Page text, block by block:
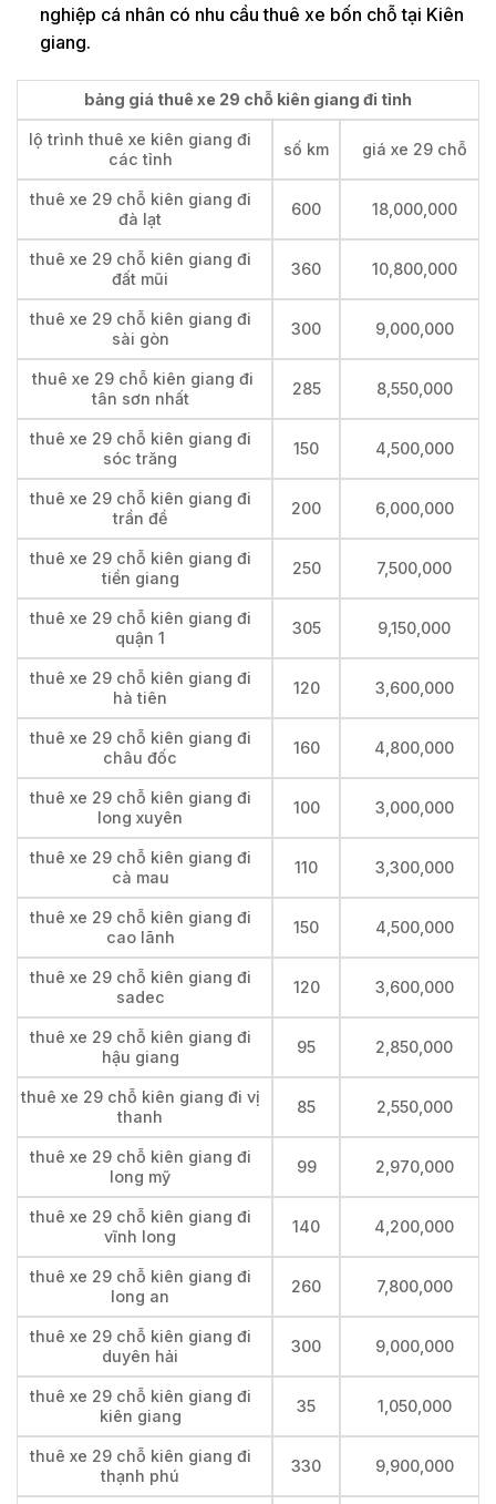
nghiệp cá nhân có nhu cầu thuê xe bốn chỗ tại Kiên
giang.
bảng giá thuê xe 29 chỗ kiên giang đi tỉnh
lộ trình thuê xe kiên giang đi
các tỉnh
số km giá xe 29 chỗ
thuê xe 29 chỗ kiên giang đi
đà lạt
600 18,000,000
thuê xe 29 chỗ kiên giang đi
đất mũi
360 10,800,000
thuê xe 29 chỗ kiên giang đi
sài gòn
300 9,000,000
thuê xe 29 chỗ kiên giang đi
tân sơn nhất
285 8,550,000
thuê xe 29 chỗ kiên giang đi
sóc trăng
150 4,500,000
thuê xe 29 chỗ kiên giang đi
trần đề
200 6,000,000
thuê xe 29 chỗ kiên giang đi
tiền giang
250 7,500,000
thuê xe 29 chỗ kiên giang đi
quận 1
305 9,150,000
thuê xe 29 chỗ kiên giang đi
hà tiên
120 3,600,000
thuê xe 29 chỗ kiên giang đi
châu đốc
160 4,800,000
thuê xe 29 chỗ kiên giang đi
long xuyên
100 3,000,000
thuê xe 29 chỗ kiên giang đi
cà mau
110 3,300,000
thuê xe 29 chỗ kiên giang đi
cao lãnh
150 4,500,000
thuê xe 29 chỗ kiên giang đi
sadec
120 3,600,000
thuê xe 29 chỗ kiên giang đi
hậu giang
95 2,850,000
thuê xe 29 chỗ kiên giang đi vị
thanh
85 2,550,000
thuê xe 29 chỗ kiên giang đi
long mỹ
99 2,970,000
thuê xe 29 chỗ kiên giang đi
vĩnh long
140 4,200,000
thuê xe 29 chỗ kiên giang đi
long an
260 7,800,000
thuê xe 29 chỗ kiên giang đi
duyên hải
300 9,000,000
thuê xe 29 chỗ kiên giang đi
kiên giang
35 1,050,000
thuê xe 29 chỗ kiên giang đi
thạnh phú
330 9,900,000